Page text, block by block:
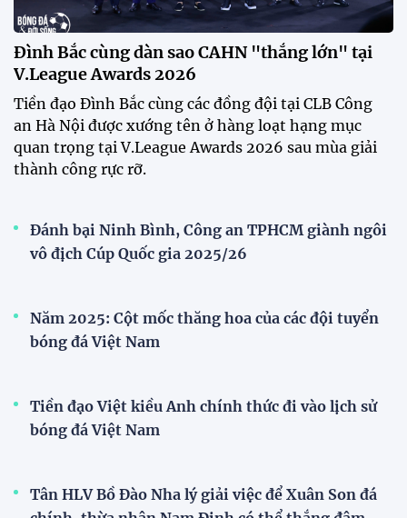
Festival bóng đá nữ trẻ 2026 lan tỏa đam mê tại
Đồng Tháp
Bóng đá Việt Nam nhận giải thưởng đặc biệt từ
AFC
Bóng đá nữ Việt Nam đón cú hích lớn trước mùa
giải 2026
Đội tuyển trẻ